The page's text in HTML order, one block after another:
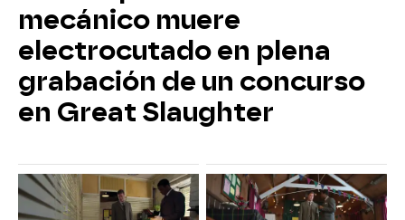
mecánico muere
electrocutado en plena
grabación de un concurso
en Great Slaughter